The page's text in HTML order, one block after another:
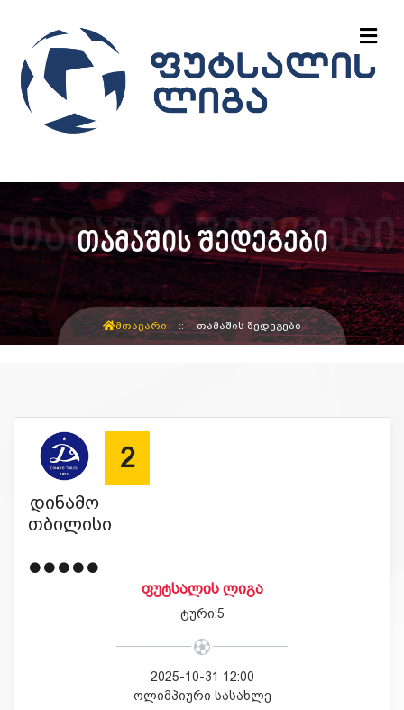
თამაშის შედეგები
ᲛᲗᲐᲕᲐᲠᲘ ᲗᲐᲛᲐᲨᲘᲡ ᲨᲔᲓᲔᲒᲔᲑᲘ
დინამო
თბილისი
2
ᲤᲣᲢᲡᲐᲚᲘᲡ ᲚᲘᲒᲐ
ტური:5
2025-10-31 12:00
ოლიმპიური სასახლე